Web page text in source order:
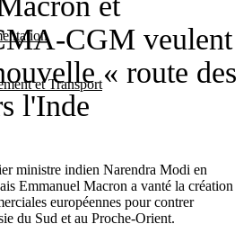
et Transport
CGM veulent
« route des
l'Inde
ministre indien Narendra Modi en
Emmanuel Macron a vanté la création
européennes pour contrer
du Sud et au Proche-Orient.